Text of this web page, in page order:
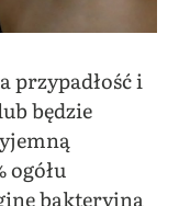
przypadłość i
będzie
ogółu
bakteryjną